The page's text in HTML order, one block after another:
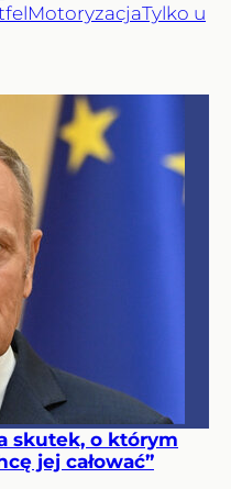
MotoryzacjaTylko u
skutek, o którym
jej całować”